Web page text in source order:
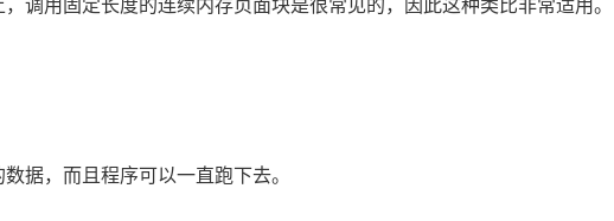
调用固定长度的连续内存页面块是很常见的，因此这种类比非常适用。
据，而且程序可以一直跑下去。